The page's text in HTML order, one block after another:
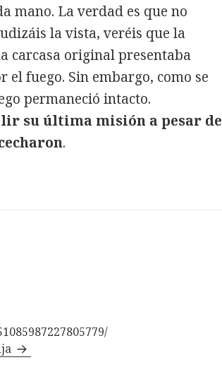
mano. La verdad es que no
la vista, veréis que la
carcasa original presentaba
el fuego. Sin embargo, como se
permaneció intacto.
su última misión a pesar de
.